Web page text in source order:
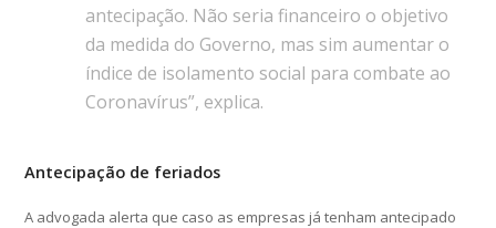
antecipação. Não seria financeiro o objetivo
da medida do Governo, mas sim aumentar o
índice de isolamento social para combate ao
Coronavírus”, explica.
Antecipação de feriados
A advogada alerta que caso as empresas já tenham antecipado